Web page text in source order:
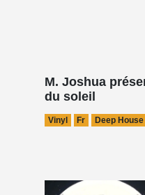
M. Joshua
du soleil
Vinyl Fr Deep House